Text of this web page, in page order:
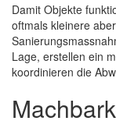
Damit Objekte
oftmals kleinere
Lage, erstellen ein
koordinieren die